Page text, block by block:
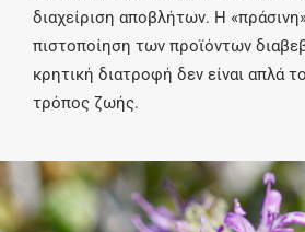
διαχείριση αποβλήτων. Η
πιστοποίηση των προϊόντων
κρητική διατροφή δεν είναι απλά
τρόπος ζωής.